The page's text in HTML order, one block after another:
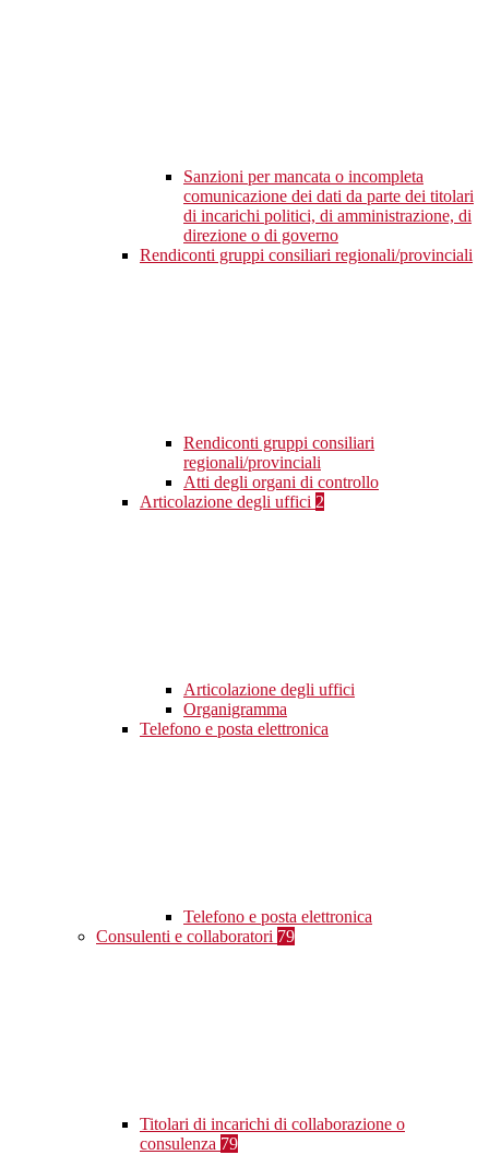
Sanzioni per mancata o incompleta
comunicazione dei dati da parte dei titolari
di incarichi politici, di amministrazione, di
direzione o di governo
Rendiconti gruppi consiliari regionali/provinciali
Rendiconti gruppi consiliari
regionali/provinciali
Atti degli organi di controllo
Articolazione degli uffici 2
Articolazione degli uffici
Organigramma
Telefono e posta elettronica
Telefono e posta elettronica
Consulenti e collaboratori 79
Titolari di incarichi di collaborazione o
consulenza 79